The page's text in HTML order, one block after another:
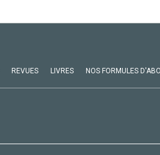
REVUES LIVRES NOS FORMULES